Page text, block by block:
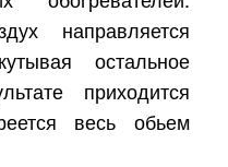
направляется
остальное
приходится
весь обьем